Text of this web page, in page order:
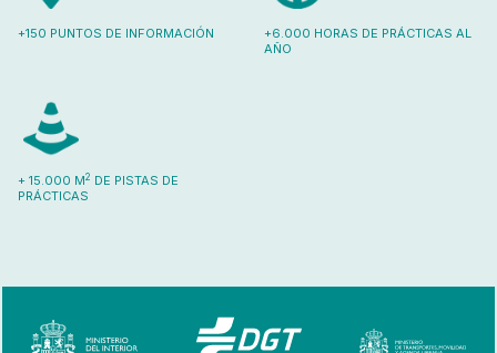
+150 PUNTOS DE INFORMACIÓN
+6.000 HORAS DE PRÁCTICAS AL
AÑO
+ 15.000 M2 DE PISTAS DE
PRÁCTICAS